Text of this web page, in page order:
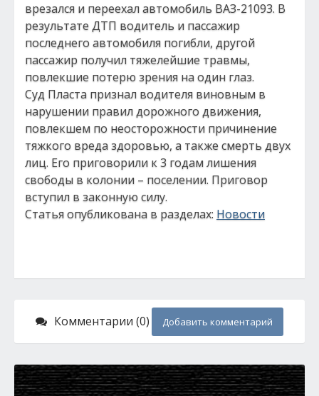
врезался и переехал автомобиль ВАЗ-21093. В
результате ДТП водитель и пассажир
последнего автомобиля погибли, другой
пассажир получил тяжелейшие травмы,
повлекшие потерю зрения на один глаз.
Суд Пласта признал водителя виновным в
нарушении правил дорожного движения,
повлекшем по неосторожности причинение
тяжкого вреда здоровью, а также смерть двух
лиц. Его приговорили к 3 годам лишения
свободы в колонии – поселении. Приговор
вступил в законную силу.
Статья опубликована в разделах: Новости
Комментарии (0) Добавить комментарий